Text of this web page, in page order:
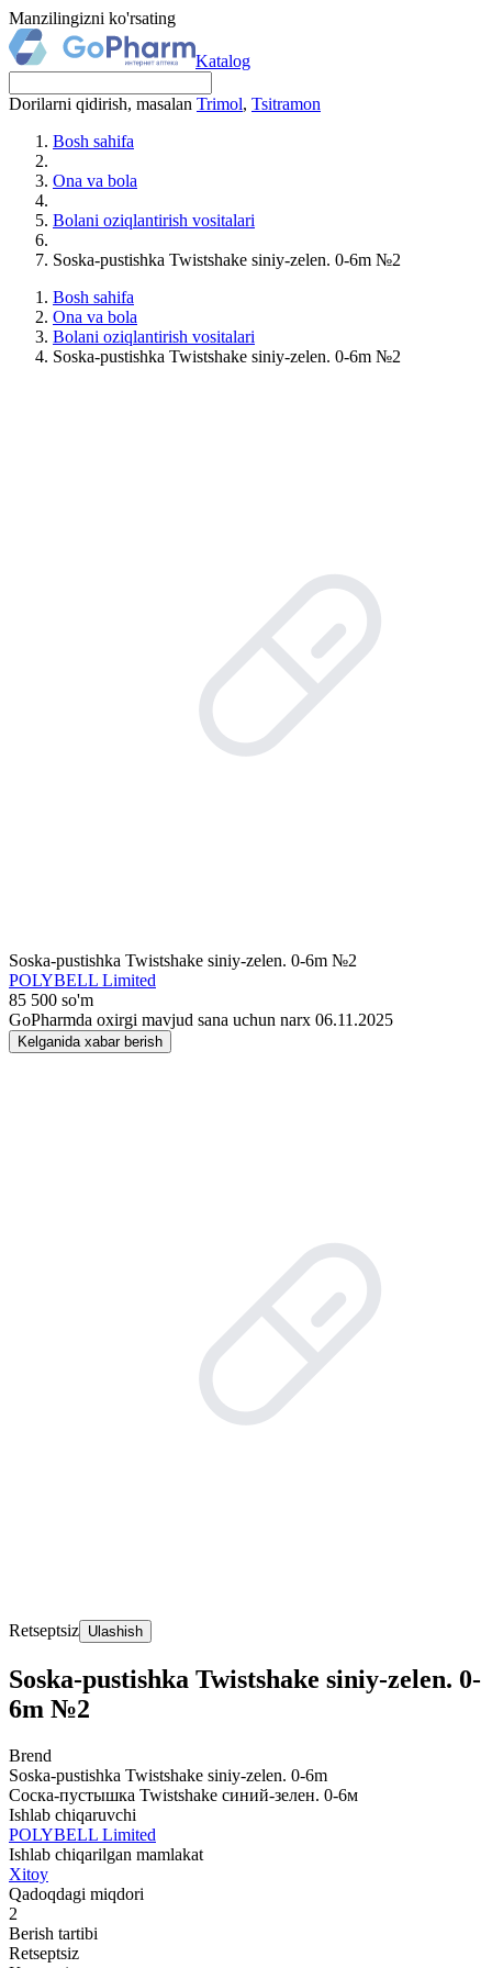
Manzilingizni ko'rsating
Katalog
Dorilarni qidirish, masalan Trimol, Tsitramon
Bosh sahifa
Ona va bola
Bolani oziqlantirish vositalari
Soska-pustishka Twistshake siniy-zelen. 0-6m №2
Bosh sahifa
Ona va bola
Bolani oziqlantirish vositalari
Soska-pustishka Twistshake siniy-zelen. 0-6m №2
Soska-pustishka Twistshake siniy-zelen. 0-6m №2
POLYBELL Limited
85 500 so'm
GoPharmda oxirgi mavjud sana uchun narx 06.11.2025
Kelganida xabar berish
Retseptsiz Ulashish
Soska-pustishka Twistshake siniy-zelen. 0-
6m №2
Brend
Soska-pustishka Twistshake siniy-zelen. 0-6m
Соска-пустышка Twistshake синий-зелен. 0-6м
Ishlab chiqaruvchi
POLYBELL Limited
Ishlab chiqarilgan mamlakat
Xitoy
Qadoqdagi miqdori
2
Berish tartibi
Retseptsiz